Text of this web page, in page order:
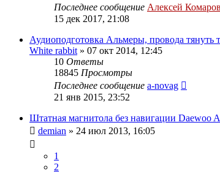
Последнее сообщение Алексей Комаров
15 дек 2017, 21:08
Аудиоподготовка Альмеры, провода тянуть
White rabbit » 07 окт 2014, 12:45
10 Ответы
18845 Просмотры
Последнее сообщение a-novag
21 янв 2015, 23:52
Штатная магнитола без навигации Daewoo
demian » 24 июл 2013, 16:05
1
2